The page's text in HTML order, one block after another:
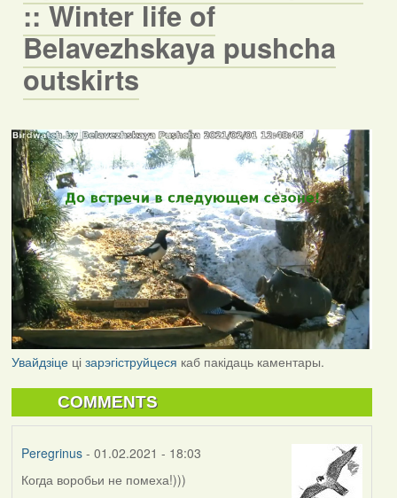
:: Winter life of
Belavezhskaya pushcha
outskirts
Увайдзіцеці зарэгіструйцеся каб пакідаць каментары.
COMMENTS
Peregrinus- 01.02.2021 - 18:03
Когда воробьи не помеха!)))